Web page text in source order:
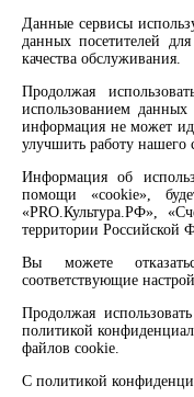
Спроси
Спроси краеведа
Оцените качество
Направить
Соцсети
Вконтакте
Одноклассники
Max
Rutube
Заметили опечатку?
Сообщить об ошибке
2008 –2026©
Данные сервисы
данных посетителей
качества обслуживания.
Продолжая
использованием
информация не может
улучшить работу нашего
Информация об
помощи «cookie»,
«PRO.Культура.РФ»,
территории Российской
Вы можете
соответствующие
Продолжая
политикой
файлов cookie.
С политикой